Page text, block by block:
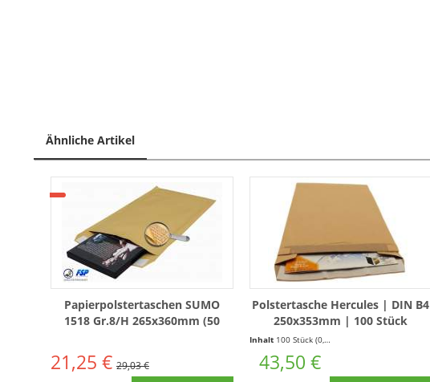
Ähnliche Artikel
Papierpolstertaschen SUMO
1518 Gr.8/H 265x360mm (50
21,25 € 29,03 €
Polstertasche Hercules | DIN B4
250x353mm | 100 Stück
Inhalt 100 Stück (0,44 € * / 1 Stück)
43,50 €